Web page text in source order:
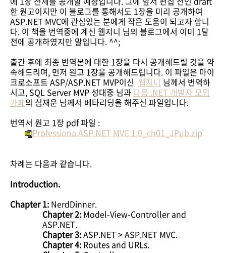
한 원고이지만 이 블로그를 통해서도 1장을 미리 공개하여
ASP.NET MVC에 관심있는 분에게 작은 도움이 되고자 합니
다. 이 책을 번역중에 계신 웹지니 님의 블로그에서 이미 1달
전에 공개하였지만 말입니다. ^^;
출간 후에 최종 번역본에 대한 1장을 다시 공개해드릴 것을 약
속해드리며, 먼저 원고 1장을 공개해드립니다. 이 파일은 마이
크로소프트 ASP/ASP.NET MVP이신 웹지니 님께서 번역하
시고, SQL Server MVP 성대중 님과 다음 .NET 개발자 모임
카페의 심재운 님께서 베타리딩을 해주신 파일입니다.
번역서 원고 1장 pdf 파일 :
Professiona ASP.NET MVC 1.0_ch01_JPub.zip
차례는 다음과 같습니다.
Introduction.
Chapter 1: NerdDinner.
Chapter 2: Model-View-Controller and
ASP.NET.
Chapter 3:ASP.NET > ASP.NET MVC.
Chapter 4: Routes and URLs.